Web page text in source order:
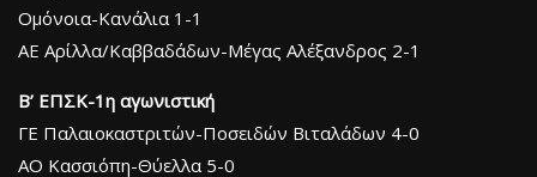
Ομόνοια-Κανάλια 1-1
ΑΕ Αρίλλα/Καββαδάδων-Μέγας Αλέξανδρος 2-1
Β’ ΕΠΣΚ-1η αγωνιστική
ΓΕ Παλαιοκαστριτών-Ποσειδών Βιταλάδων 4-0
ΑΟ Κασσιόπη-Θύελλα 5-0